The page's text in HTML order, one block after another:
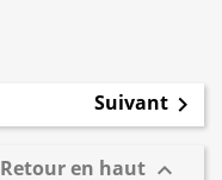
Suivant 
Retour en haut 